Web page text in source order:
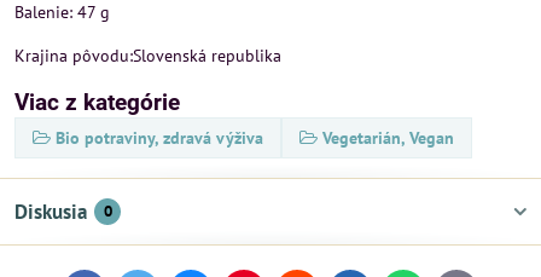
Balenie: 47 g
Krajina pôvodu:Slovenská republika
Viac z kategórie
Bio potraviny, zdravá výživa Vegetarián, Vegan
Diskusia 0